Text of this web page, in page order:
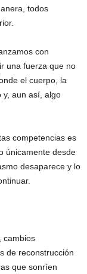
todos
con
una fuerza que no
el cuerpo, la
y, aun así, algo
competencias es
únicamente desde
desaparece y lo
cambios
de reconstrucción
que sonríen